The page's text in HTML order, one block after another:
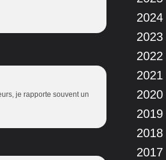
je rapporte souvent un
2024
2023
2022
2021
2020
2019
2018
2017